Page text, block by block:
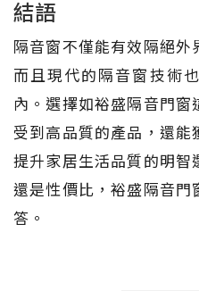
結語
隔音窗不僅能有效隔絕外
而且現代的隔音窗技術
內。選擇如裕盛隔音門
受到高品質的產品，還
提升家居生活品質的明智
還是性價比，裕盛隔音
答。